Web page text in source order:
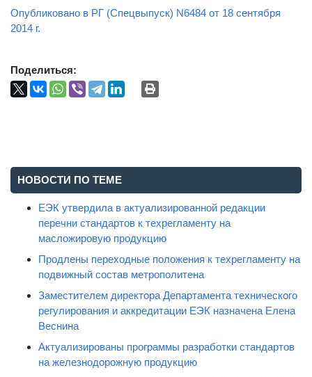
Опубликовано в РГ (Спецвыпуск) N6484 от 18 сентября
2014 г.
Поделиться:
НОВОСТИ ПО ТЕМЕ
ЕЭК утвердила в актуализированной редакции
перечни стандартов к техрегламенту на
масложировую продукцию
Продлены переходные положения к техрегламенту на
подвижный состав метрополитена
Заместителем директора Департамента технического
регулирования и аккредитации ЕЭК назначена Елена
Веснина
Актуализированы программы разработки стандартов
на железнодорожную продукцию